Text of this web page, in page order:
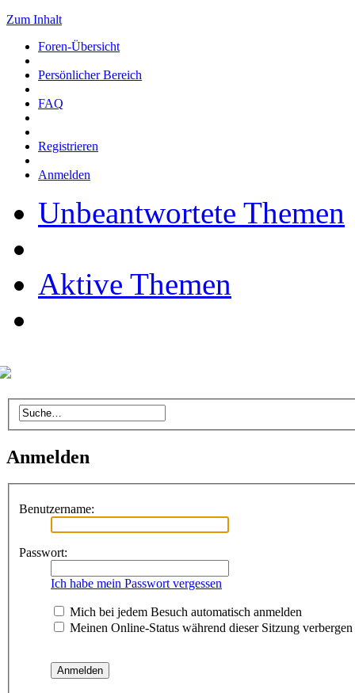
Zum Inhalt
Foren-Übersicht
Persönlicher Bereich
FAQ
Registrieren
Anmelden
Unbeantwortete Themen
Aktive Themen
Anmelden
Benutzername:
Passwort:
Ich habe mein Passwort vergessen
Mich bei jedem Besuch automatisch anmelden
Meinen Online-Status während dieser Sitzung verbergen